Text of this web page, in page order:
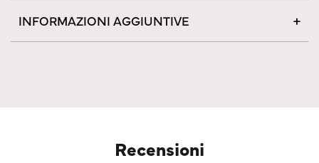
INFORMAZIONI AGGIUNTIVE
Recensioni